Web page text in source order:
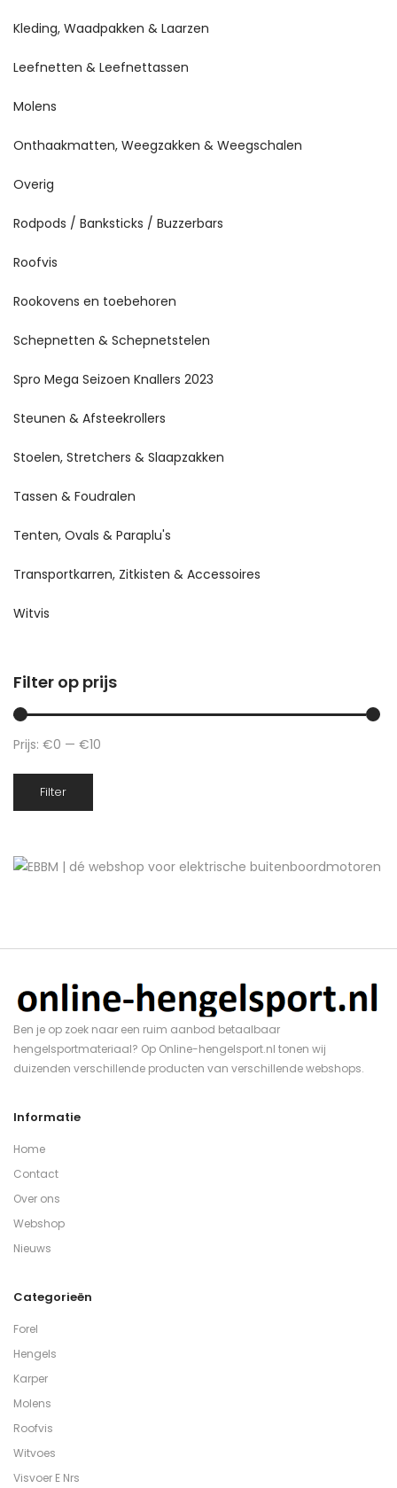
Kleding, Waadpakken & Laarzen
Leefnetten & Leefnettassen
Molens
Onthaakmatten, Weegzakken & Weegschalen
Overig
Rodpods / Banksticks / Buzzerbars
Roofvis
Rookovens en toebehoren
Schepnetten & Schepnetstelen
Spro Mega Seizoen Knallers 2023
Steunen & Afsteekrollers
Stoelen, Stretchers & Slaapzakken
Tassen & Foudralen
Tenten, Ovals & Paraplu's
Transportkarren, Zitkisten & Accessoires
Witvis
Filter op prijs
Filter
Prijs: €0 — €10
Ben je op zoek naar een ruim aanbod betaalbaar
hengelsportmateriaal? Op Online-hengelsport.nl tonen wij
duizenden verschillende producten van verschillende webshops.
Informatie
Home
Contact
Over ons
Webshop
Nieuws
Categorieën
Forel
Hengels
Karper
Molens
Roofvis
Witvoes
Visvoer E Nrs